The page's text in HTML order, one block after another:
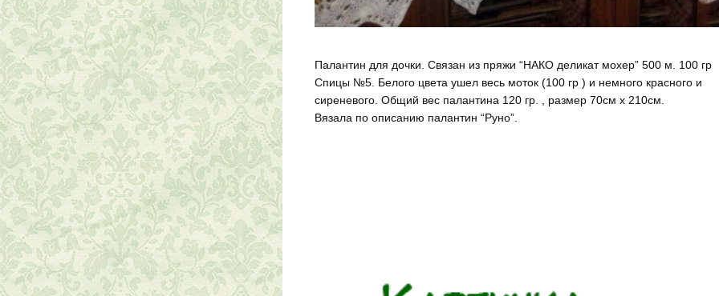
Палантин для дочки. Связан из пряжи “НАКО деликат мохер” 500 м. 100 гр
Спицы №5. Белого цвета ушел весь моток (100 гр ) и немного красного и
сиреневого. Общий вес палантина 120 гр. , размер 70см х 210см.
Вязала по описанию палантин “Руно”.